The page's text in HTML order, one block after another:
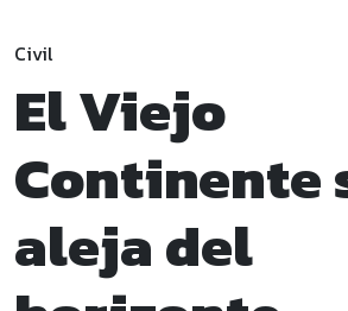
Civil
El Viejo
Continente
aleja del